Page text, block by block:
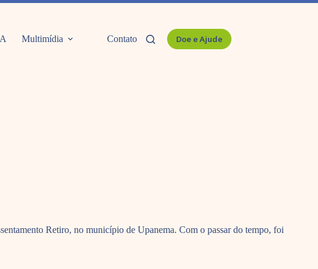
Multimídia Contato Doe e Ajude
Retiro, no município de Upanema. Com o passar do tempo, foi